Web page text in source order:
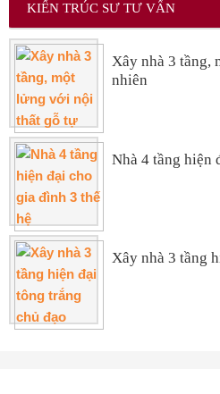
KIẾN TRÚC SƯ TƯ VẤN
Xây nhà 3 tầng,
nhiên
Nhà 4 tầng hiện
Xây nhà 3 tầng